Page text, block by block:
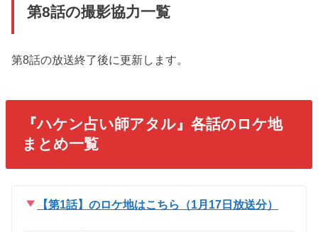
第8話の撮影協力一覧
第8話の放送終了後に更新します。
『ハケン占い師アタル』各話のロケ地
まとめ一覧
【第1話】のロケ地はこちら（1月17日放送分）